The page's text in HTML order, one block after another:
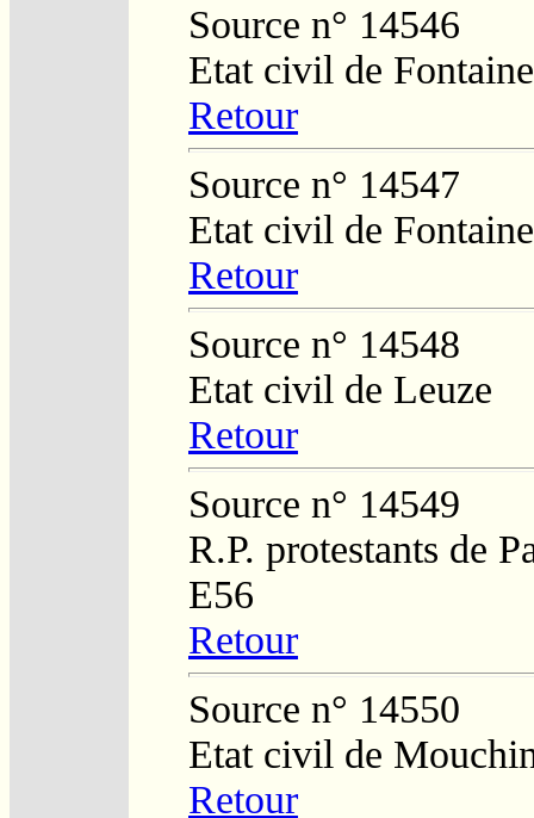
Source n° 14546
Etat civil de
Retour
Source n° 14547
Etat civil de
Retour
Source n° 14548
Etat civil de Leuze
Retour
Source n° 14549
R.P. protestants de
E56
Retour
Source n° 14550
Etat civil de
Retour